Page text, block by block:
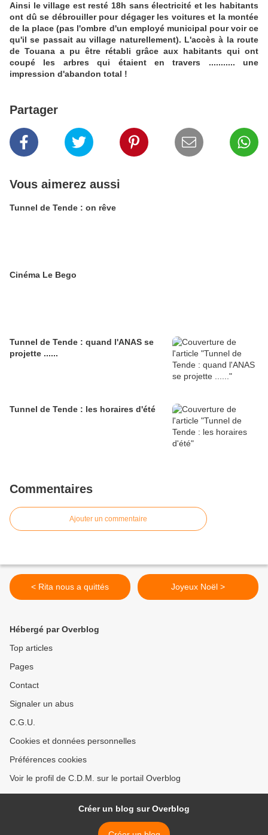
Ainsi le village est resté 18h sans électricité et les habitants
ont dû se débrouiller pour dégager les voitures et la montée
de la place (pas l'ombre d'un employé municipal pour voir ce
qu'il se passait au village naturellement). L'accès à la route
de Touana a pu être rétabli grâce aux habitants qui ont
coupé les arbres qui étaient en travers ........... une
impression d'abandon total !
Partager
Vous aimerez aussi
Tunnel de Tende : on rêve
Cinéma Le Bego
Tunnel de Tende : quand l'ANAS se
projette ......
Tunnel de Tende : les horaires d'été
Commentaires
Ajouter un commentaire
< Rita nous a quittés Joyeux Noël >
Hébergé par Overblog
Top articles
Pages
Contact
Signaler un abus
C.G.U.
Cookies et données personnelles
Préférences cookies
Voir le profil de C.D.M. sur le portail Overblog
Créer un blog sur Overblog